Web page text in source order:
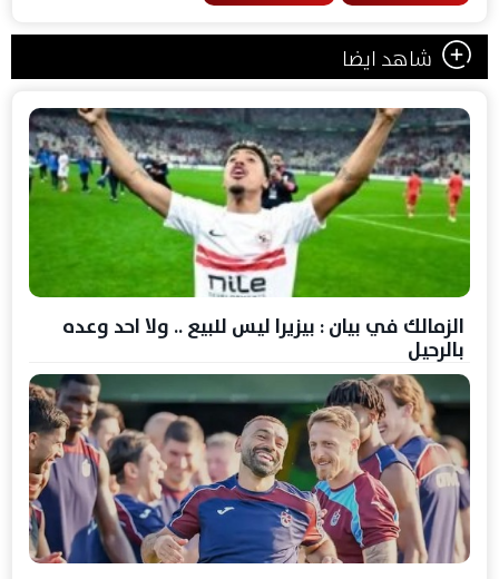
شاهد ايضا
الزمالك في بيان : بيزيرا ليس للبيع .. ولا احد وعده
بالرحيل